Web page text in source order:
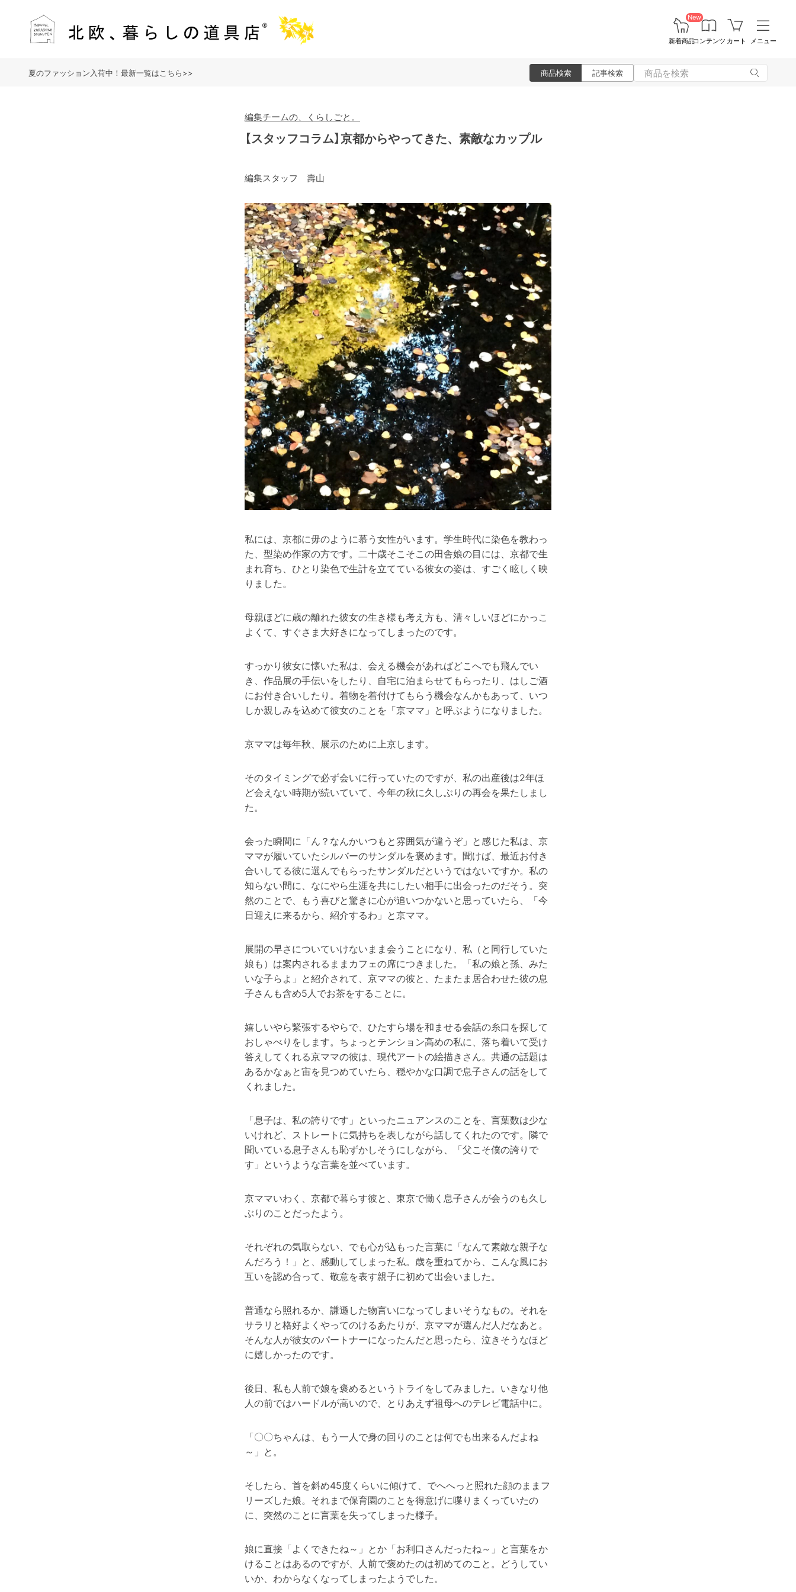
New
新着商品コンテンツ カート メニュー
夏のファッション入荷中！最新一覧はこちら>> 商品検索 記事検索
編集チームの、くらしごと。
【スタッフコラム】京都からやってきた、素敵なカップル
編集スタッフ 壽山
私には、京都に毋のように慕う女性がいます。学生時代に染色を教わっ
た、型染め作家の方です。二十歳そこそこの田舎娘の目には、京都で生
まれ育ち、ひとり染色で生計を立てている彼女の姿は、すごく眩しく映
りました。
母親ほどに歳の離れた彼女の生き様も考え方も、清々しいほどにかっこ
よくて、すぐさま大好きになってしまったのです。
すっかり彼女に懐いた私は、会える機会があればどこへでも飛んでい
き、作品展の手伝いをしたり、自宅に泊まらせてもらったり、はしご酒
にお付き合いしたり。着物を着付けてもらう機会なんかもあって、いつ
しか親しみを込めて彼女のことを「京ママ」と呼ぶようになりました。
京ママは毎年秋、展示のために上京します。
そのタイミングで必ず会いに行っていたのですが、私の出産後は2年ほ
ど会えない時期が続いていて、今年の秋に久しぶりの再会を果たしまし
た。
会った瞬間に「ん？なんかいつもと雰囲気が違うぞ」と感じた私は、京
ママが履いていたシルバーのサンダルを褒めます。聞けば、最近お付き
合いしてる彼に選んでもらったサンダルだというではないですか。私の
知らない間に、なにやら生涯を共にしたい相手に出会ったのだそう。突
然のことで、もう喜びと驚きに心が追いつかないと思っていたら、「今
日迎えに来るから、紹介するわ」と京ママ。
展開の早さについていけないまま会うことになり、私（と同行していた
娘も）は案内されるままカフェの席につきました。「私の娘と孫、みた
いな子らよ」と紹介されて、京ママの彼と、たまたま居合わせた彼の息
子さんも含め5人でお茶をすることに。
嬉しいやら緊張するやらで、ひたすら場を和ませる会話の糸口を探して
おしゃべりをします。ちょっとテンション高めの私に、落ち着いて受け
答えしてくれる京ママの彼は、現代アートの絵描きさん。共通の話題は
あるかなぁと宙を見つめていたら、穏やかな口調で息子さんの話をして
くれました。
「息子は、私の誇りです」といったニュアンスのことを、言葉数は少な
いけれど、ストレートに気持ちを表しながら話してくれたのです。隣で
聞いている息子さんも恥ずかしそうにしながら、「父こそ僕の誇りで
す」というような言葉を並べています。
京ママいわく、京都で暮らす彼と、東京で働く息子さんが会うのも久し
ぶりのことだったよう。
それぞれの気取らない、でも心が込もった言葉に「なんて素敵な親子な
んだろう！」と、感動してしまった私。歳を重ねてから、こんな風にお
互いを認め合って、敬意を表す親子に初めて出会いました。
普通なら照れるか、謙遜した物言いになってしまいそうなもの。それを
サラリと格好よくやってのけるあたりが、京ママが選んだ人だなあと。
そんな人が彼女のパートナーになったんだと思ったら、泣きそうなほど
に嬉しかったのです。
後日、私も人前で娘を褒めるというトライをしてみました。いきなり他
人の前ではハードルが高いので、とりあえず祖母へのテレビ電話中に。
「〇〇ちゃんは、もう一人で身の回りのことは何でも出来るんだよね
～」と。
そしたら、首を斜め45度くらいに傾けて、でへへっと照れた顔のままフ
リーズした娘。それまで保育園のことを得意げに喋りまくっていたの
に、突然のことに言葉を失ってしまった様子。
娘に直接「よくできたね～」とか「お利口さんだったね～」と言葉をか
けることはあるのですが、人前で褒めたのは初めてのこと。どうしてい
いか、わからなくなってしまったようでした。